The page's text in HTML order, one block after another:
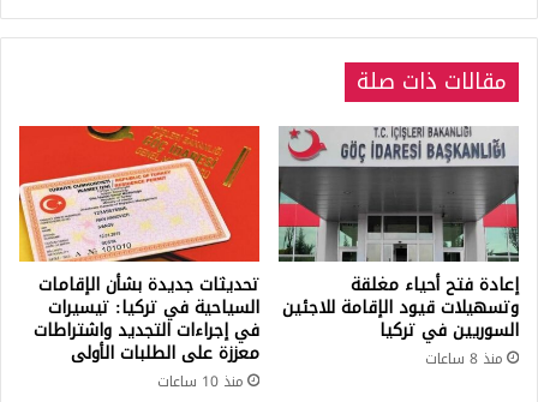
مقالات ذات صلة
إعادة فتح أحياء مغلقة
وتسهيلات قيود الإقامة للاجئين
السوريين في تركيا
منذ 8 ساعات
تحديثات جديدة بشأن الإقامات
السياحية في تركيا: تيسيرات
في إجراءات التجديد واشتراطات
معززة على الطلبات الأولى
منذ 10 ساعات